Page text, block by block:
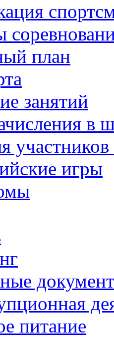
план
занятий
в
игры
питание